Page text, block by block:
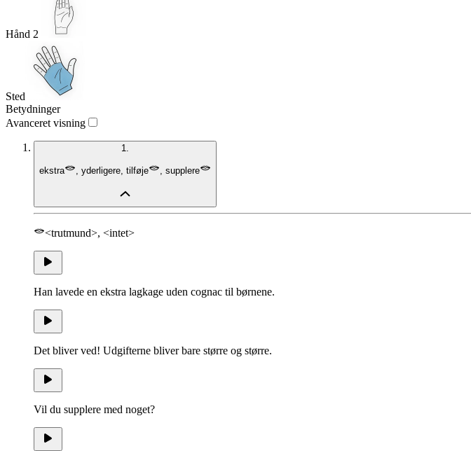
Hånd 2
Sted
Betydninger
Avanceret visning
1.
ekstra , yderligere, tilføje , supplere
<trutmund>, <intet>
Han lavede en ekstra lagkage uden cognac til børnene.
Det bliver ved! Udgifterne bliver bare større og større.
Vil du supplere med noget?